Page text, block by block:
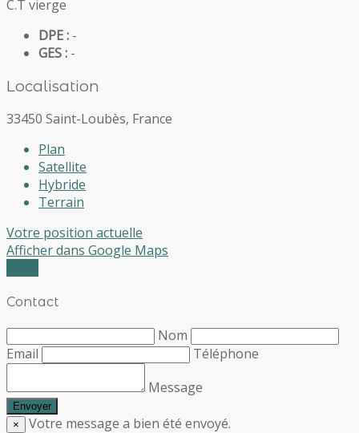
C.T vierge
DPE : -
GES : -
Localisation
33450 Saint-Loubès, France
Plan
Satellite
Hybride
Terrain
Votre position actuelle
Afficher dans Google Maps
Contact
Nom
Email
Téléphone
Message
× Votre message a bien été envoyé.